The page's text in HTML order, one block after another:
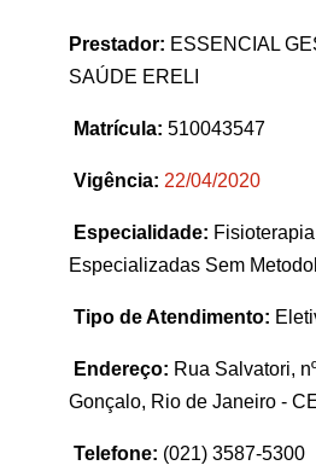
Prestador: ESSENCIAL
SAÚDE ERELI
Matrícula: 510043547
Vigência: 22/04/2020
Especialidade:
Especializadas Sem
Tipo de Atendimento:
Endereço: Rua Salvatori,
Gonçalo, Rio de Janeiro -
Telefone: (021) 3587-5300